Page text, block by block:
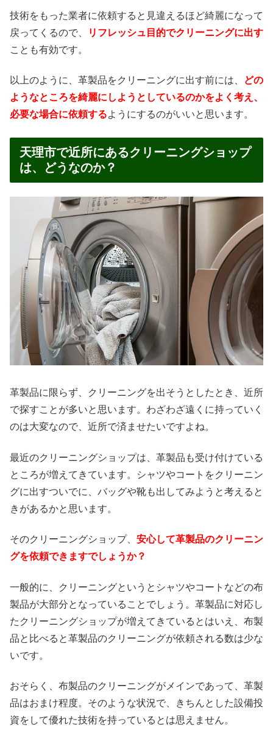
技術をもった業者に依頼すると見違えるほど綺麗になって
戻ってくるので、
リフレッシュ目的でクリーニングに出す
ことも有効です。
以上のように、革製品をクリーニングに出す前には、
どの
ようなところを綺麗にしようとしているのかをよく考え、
必要な場合に依頼するようにするのがいいと思います。
天理市で近所にあるクリーニングショップ
は、どうなのか？
革製品に限らず、クリーニングを出そうとしたとき、近所
で探すことが多いと思います。わざわざ遠くに持っていく
のは大変なので、近所で済ませたいですよね。
最近のクリーニングショップは、革製品も受け付けている
ところが増えてきています。シャツやコートをクリーニン
グに出すついでに、バッグや靴も出してみようと考えると
きがあるかと思います。
そのクリーニングショップ、 安心して革製品のクリーニン
グを依頼できますでしょうか？
一般的に、クリーニングというとシャツやコートなどの布
製品が大部分となっていることでしょう。革製品に対応し
たクリーニングショップが増えてきているとはいえ、布製
品と比べると革製品のクリーニングが依頼される数は少な
いです。
おそらく、布製品のクリーニングがメインであって、革製
品はおまけ程度。そのような状況で、きちんとした設備投
資をして優れた技術を持っているとは思えません。